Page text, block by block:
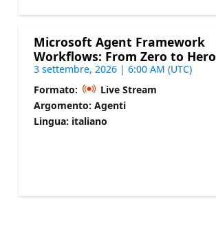
Microsoft Agent Framework
Workflows: From Zero to Hero
3 settembre, 2026 | 6:00 AM (UTC)
Formato:
Live Stream
Argomento: Agenti
Lingua: italiano